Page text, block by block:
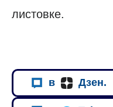
листовке.
в Дзен.